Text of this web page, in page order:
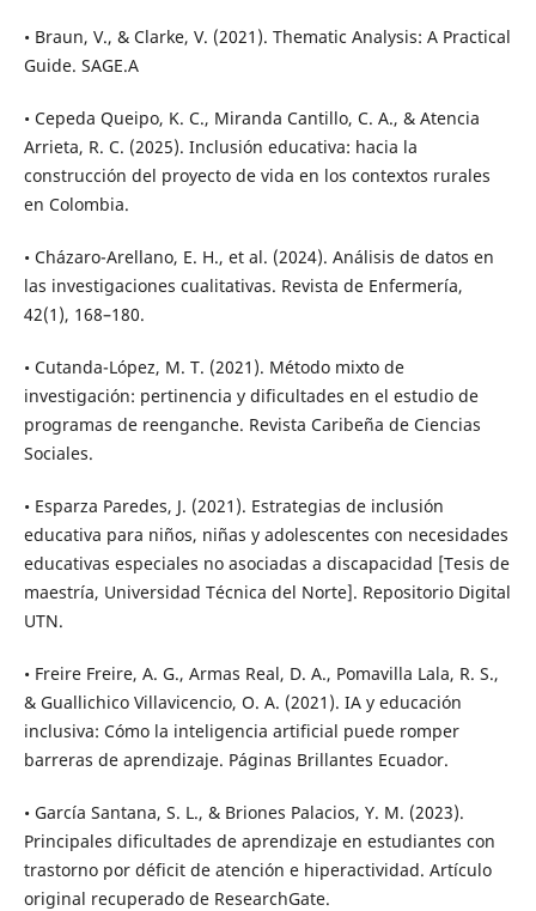
• Braun, V., & Clarke, V. (2021). Thematic Analysis: A Practical
Guide. SAGE.A
• Cepeda Queipo, K. C., Miranda Cantillo, C. A., & Atencia
Arrieta, R. C. (2025). Inclusión educativa: hacia la
construcción del proyecto de vida en los contextos rurales
en Colombia.
• Cházaro-Arellano, E. H., et al. (2024). Análisis de datos en
las investigaciones cualitativas. Revista de Enfermería,
42(1), 168–180.
• Cutanda-López, M. T. (2021). Método mixto de
investigación: pertinencia y dificultades en el estudio de
programas de reenganche. Revista Caribeña de Ciencias
Sociales.
• Esparza Paredes, J. (2021). Estrategias de inclusión
educativa para niños, niñas y adolescentes con necesidades
educativas especiales no asociadas a discapacidad [Tesis de
maestría, Universidad Técnica del Norte]. Repositorio Digital
UTN.
• Freire Freire, A. G., Armas Real, D. A., Pomavilla Lala, R. S.,
& Guallichico Villavicencio, O. A. (2021). IA y educación
inclusiva: Cómo la inteligencia artificial puede romper
barreras de aprendizaje. Páginas Brillantes Ecuador.
• García Santana, S. L., & Briones Palacios, Y. M. (2023).
Principales dificultades de aprendizaje en estudiantes con
trastorno por déficit de atención e hiperactividad. Artículo
original recuperado de ResearchGate.